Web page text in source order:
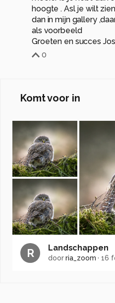
hoogte . Asl je wilt
dan in mijn gallery
als voorbeeld
Groeten en succes
0
Komt voor in
R Landschappen
doorria_zoom ·16